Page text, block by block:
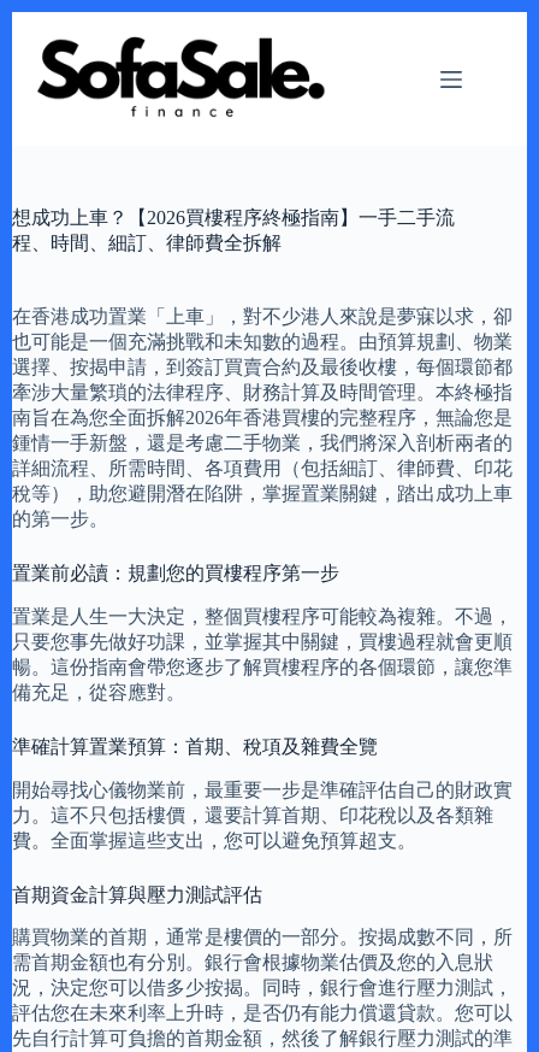
content
想成功上車？【2026買樓程序終極指南】一手二手流
程、時間、細訂、律師費全拆解
在香港成功置業「上車」，對不少港人來說是夢寐以求，卻
也可能是一個充滿挑戰和未知數的過程。由預算規劃、物業
選擇、按揭申請，到簽訂買賣合約及最後收樓，每個環節都
牽涉大量繁瑣的法律程序、財務計算及時間管理。本終極指
南旨在為您全面拆解2026年香港買樓的完整程序，無論您是
鍾情一手新盤，還是考慮二手物業，我們將深入剖析兩者的
詳細流程、所需時間、各項費用（包括細訂、律師費、印花
稅等），助您避開潛在陷阱，掌握置業關鍵，踏出成功上車
的第一步。
置業前必讀：規劃您的買樓程序第一步
置業是人生一大決定，整個買樓程序可能較為複雜。不過，
只要您事先做好功課，並掌握其中關鍵，買樓過程就會更順
暢。這份指南會帶您逐步了解買樓程序的各個環節，讓您準
備充足，從容應對。
準確計算置業預算：首期、稅項及雜費全覽
開始尋找心儀物業前，最重要一步是準確評估自己的財政實
力。這不只包括樓價，還要計算首期、印花稅以及各類雜
費。全面掌握這些支出，您可以避免預算超支。
首期資金計算與壓力測試評估
購買物業的首期，通常是樓價的一部分。按揭成數不同，所
需首期金額也有分別。銀行會根據物業估價及您的入息狀
況，決定您可以借多少按揭。同時，銀行會進行壓力測試，
評估您在未來利率上升時，是否仍有能力償還貸款。您可以
先自行計算可負擔的首期金額，然後了解銀行壓力測試的準